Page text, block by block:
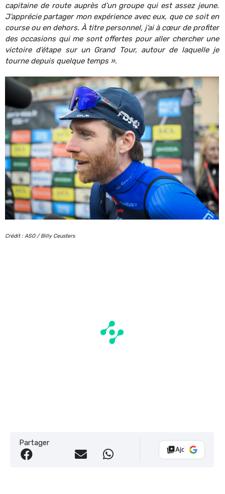
capitaine de route auprès d’un groupe qui est assez jeune.
J’apprécie partager mon expérience avec eux, que ce soit en
course ou en dehors. À titre personnel, j’ai à cœur de profiter
des occasions qui me sont offertes pour aller chercher une
victoire d’étape sur un Grand Tour, autour de laquelle je
tourne depuis quelque temps ».
Crédit : ASO / Billy Ceusters
Partager
Ajouter Vélo